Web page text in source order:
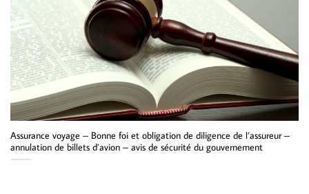
Assurance voyage – Bonne foi et obligation de diligence de l’assureur –
annulation de billets d’avion – avis de sécurité du gouvernement